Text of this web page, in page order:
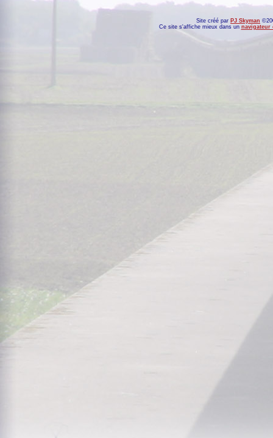
Site créé par PJ Skyman
Ce site s'affiche mieux dans un navigateur